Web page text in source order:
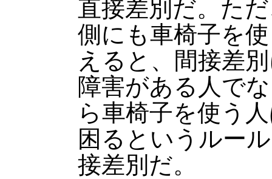
直接差別だ。た
側にも車椅子を
えると、間接差
障害がある人で
ら車椅子を使う
困るというルー
接差別だ。